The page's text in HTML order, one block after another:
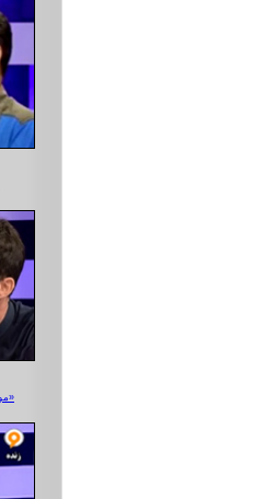
موضوع: ورود سنگ‌نوردی به «المپیک 2020»